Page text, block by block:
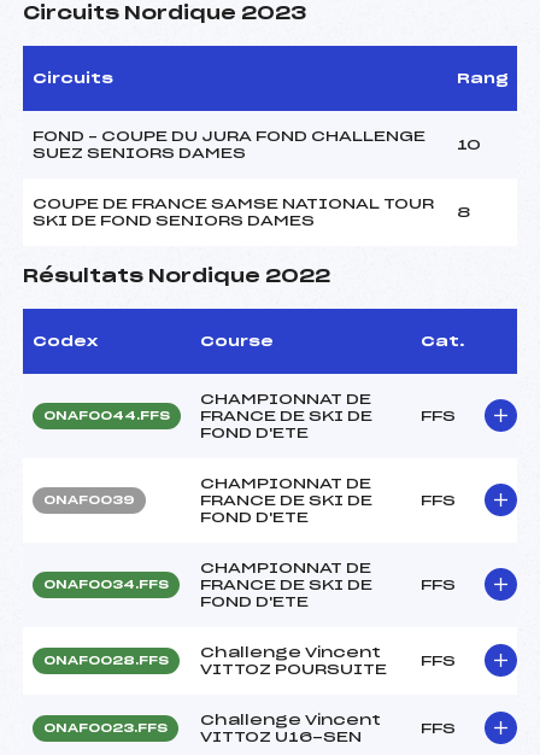
Circuits Nordique 2023
Circuits Rang
FOND – COUPE DU JURA FOND CHALLENGE
SUEZ SENIORS DAMES
10
COUPE DE FRANCE SAMSE NATIONAL TOUR
SKI DE FOND SENIORS DAMES
8
Résultats Nordique 2022
Codex Course Cat.
ONAF0044.FFS
CHAMPIONNAT DE
FRANCE DE SKI DE
FOND D'ETE
FFS
ONAF0039
CHAMPIONNAT DE
FRANCE DE SKI DE
FOND D'ETE
FFS
ONAF0034.FFS
CHAMPIONNAT DE
FRANCE DE SKI DE
FOND D'ETE
FFS
ONAF0028.FFS
Challenge Vincent
VITTOZ POURSUITE
FFS
ONAF0023.FFS
Challenge Vincent
VITTOZ U16-SEN
FFS